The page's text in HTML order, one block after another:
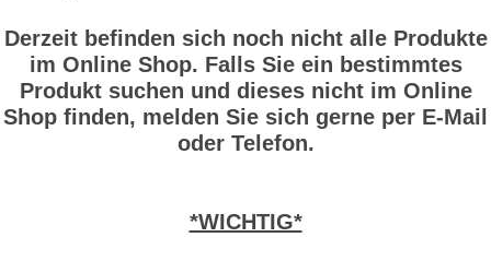
Derzeit befinden sich noch nicht alle Produkte
im Online Shop. Falls Sie ein bestimmtes
Produkt suchen und dieses nicht im Online
Shop finden, melden Sie sich gerne per E-Mail
oder Telefon.
*WICHTIG*